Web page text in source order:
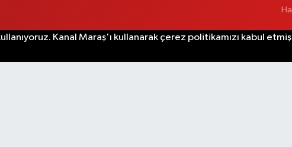
Kanal Maraş'ı kullanarak çerez politikamızı kabul etmiş